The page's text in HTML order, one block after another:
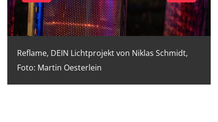
Reflame, DEIN Lichtprojekt von Niklas Schmidt,
Foto: Martin Oesterlein